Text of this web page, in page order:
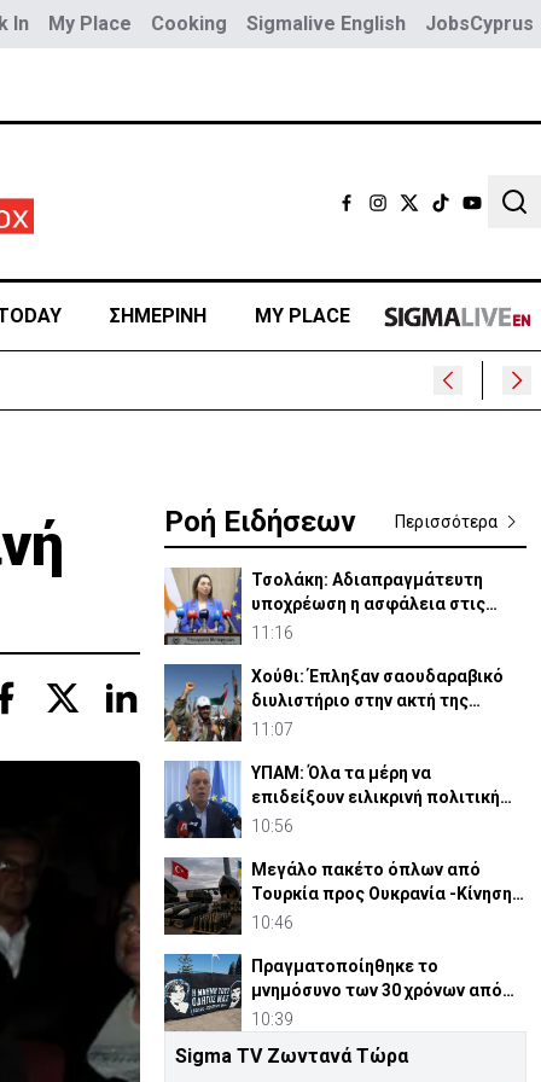
In My Place Cooking Sigmalive English JobsCyprus
ΣΗΜΕΡΙΝΗ MY PLACE
Ροή Ειδήσεων Περισσότερα
Τσολάκη: Αδιαπραγμάτευτη
υποχρέωση η ασφάλεια στις
μεταφορές
11:16
Χούθι: Έπληξαν σαουδαραβικό
διυλιστήριο στην ακτή της
Ερυθράς Θάλασσας
11:07
ΥΠΑΜ: Όλα τα μέρη να
επιδείξουν ειλικρινή πολιτική
βούληση στο Κυπριακό
10:56
Μεγάλο πακέτο όπλων από
Τουρκία προς Ουκρανία -Κίνηση
με μήνυμα προς Μόσχα;
10:46
Πραγματοποίηθηκε το
μνημόσυνο των 30 χρόνων από
τις θυσίες Ισαάκ-Σολωμού (pic)
10:39
Χάλκινος Προμηθέας 15 μέτρων
Sigma TV Ζωντανά Τώρα